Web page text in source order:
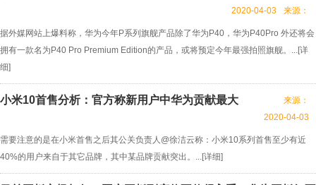
来源：
2020-04-03
据外媒网站上爆料称，华为今年P系列旗舰产品除了华为P40，华为P40Pro 外还将会
拥有一款名为P40 Pro Premium Edition的产品，或将预定今年最强拍照旗舰。...[详
细]
小米10首售分析：官方称新用户中华为贡献最大
来源：
2020-04-03
需要注意的是在小米首售之后其公关负责人@徐洁云称：小米10系列首售至少有近
40%的用户来自于其它品牌，其中某品牌贡献突出。...[详细]